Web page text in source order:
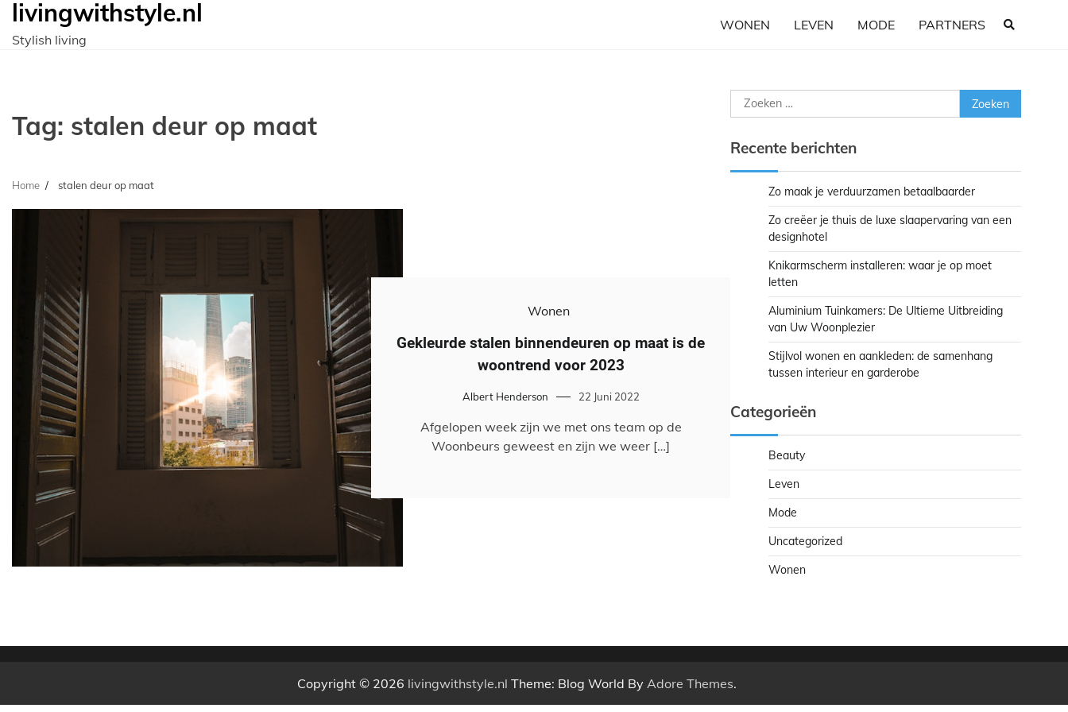
de
livingwithstyle.nl
Stylish living
WONEN LEVEN MODE PARTNERS
Tag: stalen deur op maat
Home stalen deur op maat
Wonen
Gekleurde stalen binnendeuren op maat is de
woontrend voor 2023
Albert Henderson 22 Juni 2022
Afgelopen week zijn we met ons team op de
Woonbeurs geweest en zijn we weer […]
Zoeken
naar:
Recente berichten
Zo maak je verduurzamen betaalbaarder
Zo creëer je thuis de luxe slaapervaring van een
designhotel
Knikarmscherm installeren: waar je op moet
letten
Aluminium Tuinkamers: De Ultieme Uitbreiding
van Uw Woonplezier
Stijlvol wonen en aankleden: de samenhang
tussen interieur en garderobe
Categorieën
Beauty
Leven
Mode
Uncategorized
Wonen
Copyright © 2026 livingwithstyle.nl Theme: Blog World By Adore Themes.